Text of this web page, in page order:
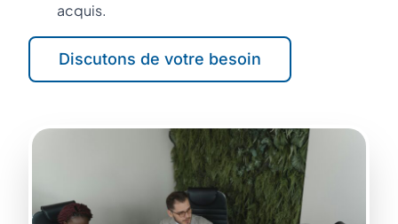
acquis.
Discutons de votre besoin